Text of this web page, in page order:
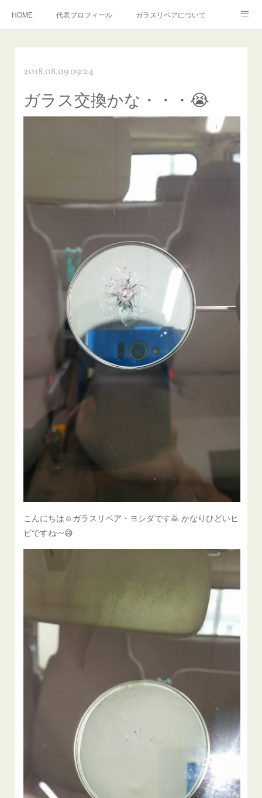
HOME 代表プロフィール ガラスリペアについて
飛び石施工料金について
当店へのアクセス 建築ガラスキズ取り・研磨・磨き
欧州車モールの白サビやシミを落とす！
instagram記事 ガラスリペア施工価格
飛び石ひび割れでヒビ先が伸びた場合は？
2018.08.09 09:24
ガラス交換かな・・・😭
こんにちは☺ガラスリペア・ヨシダです🙇 かなりひどいヒ
ビですね〰😅